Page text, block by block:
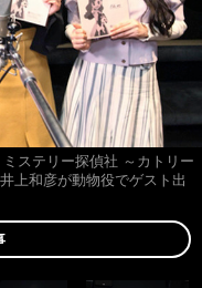
ステリー探偵社 ～カトリー
上和彦が動物役でゲスト出